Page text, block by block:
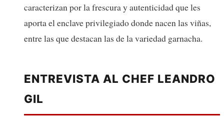
caracterizan por la frescura y autenticidad que les
aporta el enclave privilegiado donde nacen las viñas,
entre las que destacan las de la variedad garnacha.
ENTREVISTA AL CHEF LEANDRO
GIL